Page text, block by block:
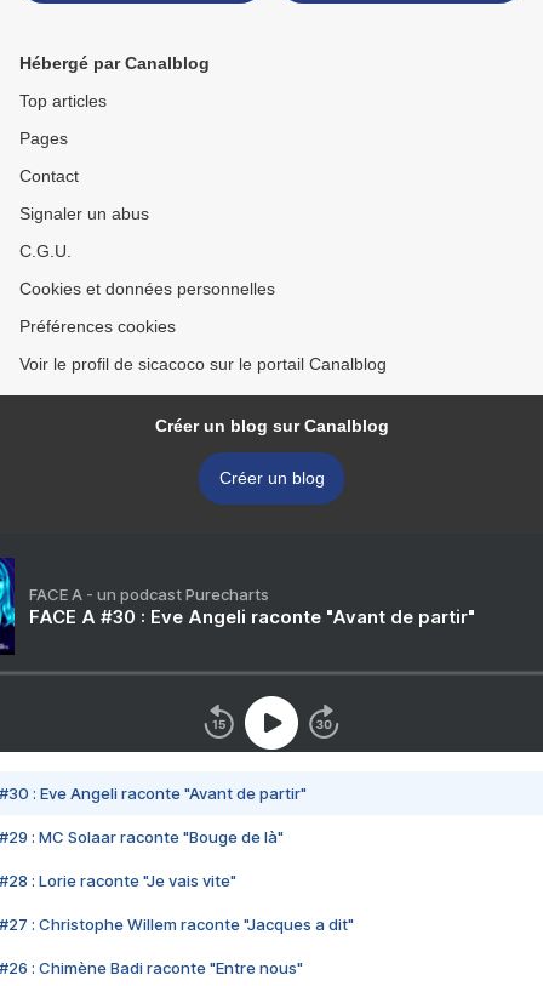
Hébergé par Canalblog
Top articles
Pages
Contact
Signaler un abus
C.G.U.
Cookies et données personnelles
Préférences cookies
Voir le profil de sicacoco sur le portail Canalblog
Créer un blog sur Canalblog
Créer un blog
FACE A - un podcast Purecharts
FACE A #30 : Eve Angeli raconte "Avant de partir"
#30 : Eve Angeli raconte "Avant de partir"
#29 : MC Solaar raconte "Bouge de là"
#28 : Lorie raconte "Je vais vite"
#27 : Christophe Willem raconte "Jacques a dit"
#26 : Chimène Badi raconte "Entre nous"